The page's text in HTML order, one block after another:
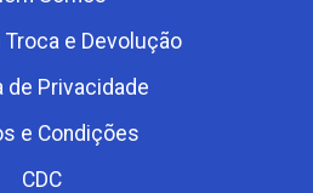
e Devolução
de Privacidade
e Condições
CDC